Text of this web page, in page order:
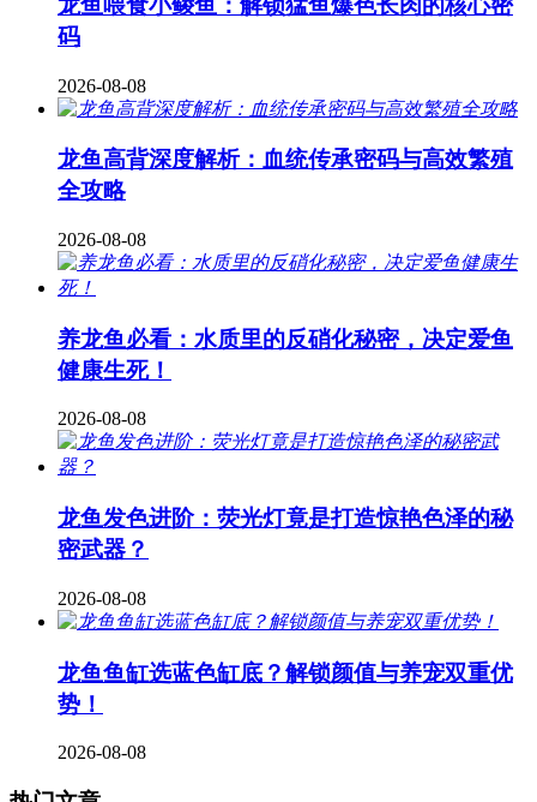
龙鱼喂食小鲮鱼：解锁猛鱼爆色长肉的核心密
码
2026-08-08
龙鱼高背深度解析：血统传承密码与高效繁殖
全攻略
2026-08-08
养龙鱼必看：水质里的反硝化秘密，决定爱鱼
健康生死！
2026-08-08
龙鱼发色进阶：荧光灯竟是打造惊艳色泽的秘
密武器？
2026-08-08
龙鱼鱼缸选蓝色缸底？解锁颜值与养宠双重优
势！
2026-08-08